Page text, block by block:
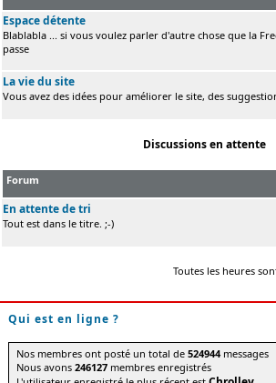
Espace détente
Blablabla ... si vous voulez parler d'autre chose que la
passe
La vie du site
Vous avez des idées pour améliorer le site, des
Discussions en attente
Forum
En attente de tri
Tout est dans le titre. ;-)
Toutes les heures
Qui est en ligne ?
Nos membres ont posté un total de524944messages
Nous avons246127 membres enregistrés